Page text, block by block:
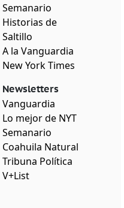
Semanario
Historias de
Saltillo
A la Vanguardia
New York Times
Newsletters
Vanguardia
Lo mejor de NYT
Semanario
Coahuila Natural
Tribuna Política
V+List